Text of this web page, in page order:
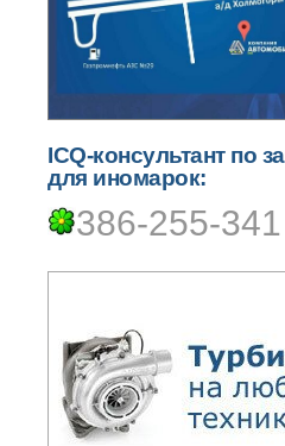
ICQ-консультант по
для иномарок:
386-255-341